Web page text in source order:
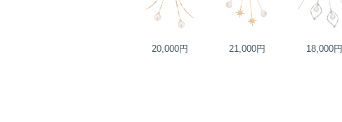
20,000円 21,000円 18,000円